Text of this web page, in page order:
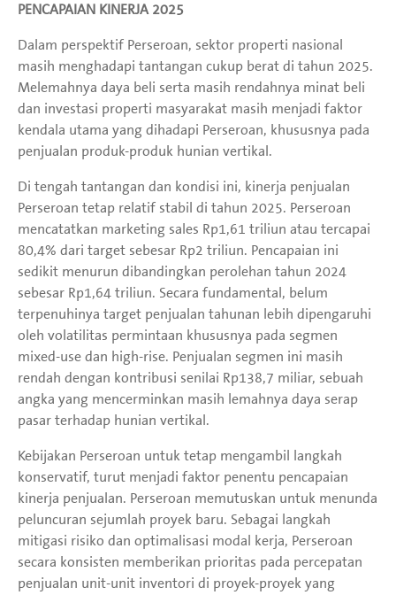
PENCAPAIAN KINERJA 2025
Dalam perspektif Perseroan, sektor properti nasional
masih menghadapi tantangan cukup berat di tahun 2025.
Melemahnya daya beli serta masih rendahnya minat beli
dan investasi properti masyarakat masih menjadi faktor
kendala utama yang dihadapi Perseroan, khususnya pada
penjualan produk-produk hunian vertikal.
Di tengah tantangan dan kondisi ini, kinerja penjualan
Perseroan tetap relatif stabil di tahun 2025. Perseroan
mencatatkan marketing sales Rp1,61 triliun atau tercapai
80,4% dari target sebesar Rp2 triliun. Pencapaian ini
sedikit menurun dibandingkan perolehan tahun 2024
sebesar Rp1,64 triliun. Secara fundamental, belum
terpenuhinya target penjualan tahunan lebih dipengaruhi
oleh volatilitas permintaan khususnya pada segmen
mixed-use dan high-rise. Penjualan segmen ini masih
rendah dengan kontribusi senilai Rp138,7 miliar, sebuah
angka yang mencerminkan masih lemahnya daya serap
pasar terhadap hunian vertikal.
Kebijakan Perseroan untuk tetap mengambil langkah
konservatif, turut menjadi faktor penentu pencapaian
kinerja penjualan. Perseroan memutuskan untuk menunda
peluncuran sejumlah proyek baru. Sebagai langkah
mitigasi risiko dan optimalisasi modal kerja, Perseroan
secara konsisten memberikan prioritas pada percepatan
penjualan unit-unit inventori di proyek-proyek yang